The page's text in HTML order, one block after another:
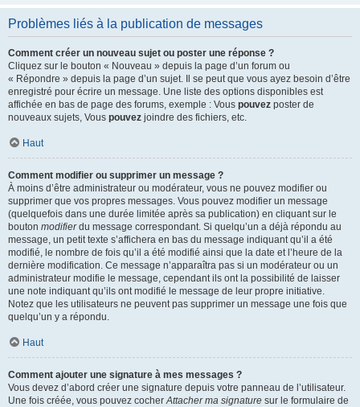
Problèmes liés à la publication de messages
Comment créer un nouveau sujet ou poster une réponse ?
Cliquez sur le bouton « Nouveau » depuis la page d’un forum ou
« Répondre » depuis la page d’un sujet. Il se peut que vous ayez besoin d’être
enregistré pour écrire un message. Une liste des options disponibles est
affichée en bas de page des forums, exemple : Vous pouvez poster de
nouveaux sujets, Vous pouvez joindre des fichiers, etc.
Haut
Comment modifier ou supprimer un message ?
À moins d’être administrateur ou modérateur, vous ne pouvez modifier ou
supprimer que vos propres messages. Vous pouvez modifier un message
(quelquefois dans une durée limitée après sa publication) en cliquant sur le
bouton modifierdu message correspondant. Si quelqu’un a déjà répondu au
message, un petit texte s’affichera en bas du message indiquant qu’il a été
modifié, le nombre de fois qu’il a été modifié ainsi que la date et l’heure de la
dernière modification. Ce message n’apparaîtra pas si un modérateur ou un
administrateur modifie le message, cependant ils ont la possibilité de laisser
une note indiquant qu’ils ont modifié le message de leur propre initiative.
Notez que les utilisateurs ne peuvent pas supprimer un message une fois que
quelqu’un y a répondu.
Haut
Comment ajouter une signature à mes messages ?
Vous devez d’abord créer une signature depuis votre panneau de l’utilisateur.
Une fois créée, vous pouvez cocherAttacher ma signature sur le formulaire de